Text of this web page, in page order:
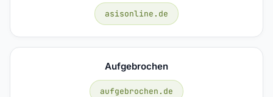
asisonline.de
Aufgebrochen
aufgebrochen.de